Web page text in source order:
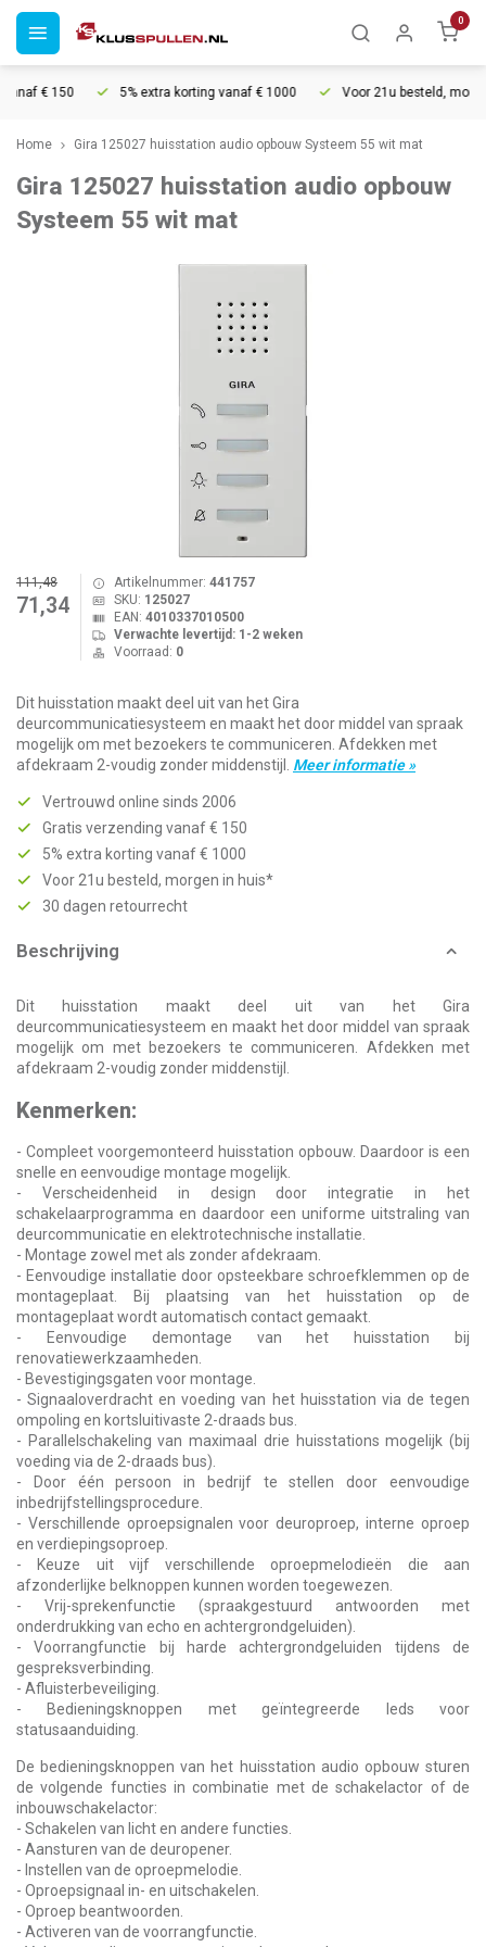
0
€ 150 5% extra korting vanaf € 1000 Voor 21u besteld, morgen
Home Gira 125027 huisstation audio opbouw Systeem 55 wit mat
Gira 125027 huisstation audio opbouw
Systeem 55 wit mat
111,48
71,34
Artikelnummer: 441757
SKU: 125027
EAN: 4010337010500
Verwachte levertijd: 1-2 weken
Voorraad: 0
Dit huisstation maakt deel uit van het Gira
deurcommunicatiesysteem en maakt het door middel van spraak
mogelijk om met bezoekers te communiceren. Afdekken met
afdekraam 2-voudig zonder middenstijl. Meer informatie »
Vertrouwd online sinds 2006
Gratis verzending vanaf € 150
5% extra korting vanaf € 1000
Voor 21u besteld, morgen in huis*
30 dagen retourrecht
Beschrijving
Dit huisstation maakt deel uit van het Gira
deurcommunicatiesysteem en maakt het door middel van spraak
mogelijk om met bezoekers te communiceren. Afdekken met
afdekraam 2-voudig zonder middenstijl.
Kenmerken:
- Compleet voorgemonteerd huisstation opbouw. Daardoor is een
snelle en eenvoudige montage mogelijk.
- Verscheidenheid in design door integratie in het
schakelaarprogramma en daardoor een uniforme uitstraling van
deurcommunicatie en elektrotechnische installatie.
- Montage zowel met als zonder afdekraam.
- Eenvoudige installatie door opsteekbare schroefklemmen op de
montageplaat. Bij plaatsing van het huisstation op de
montageplaat wordt automatisch contact gemaakt.
- Eenvoudige demontage van het huisstation bij
renovatiewerkzaamheden.
- Bevestigingsgaten voor montage.
- Signaaloverdracht en voeding van het huisstation via de tegen
ompoling en kortsluitivaste 2-draads bus.
- Parallelschakeling van maximaal drie huisstations mogelijk (bij
voeding via de 2-draads bus).
- Door één persoon in bedrijf te stellen door eenvoudige
inbedrijfstellingsprocedure.
- Verschillende oproepsignalen voor deuroproep, interne oproep
en verdiepingsoproep.
- Keuze uit vijf verschillende oproepmelodieën die aan
afzonderlijke belknoppen kunnen worden toegewezen.
- Vrij-sprekenfunctie (spraakgestuurd antwoorden met
onderdrukking van echo en achtergrondgeluiden).
- Voorrangfunctie bij harde achtergrondgeluiden tijdens de
gespreksverbinding.
- Afluisterbeveiliging.
- Bedieningsknoppen met geïntegreerde leds voor
statusaanduiding.
De bedieningsknoppen van het huisstation audio opbouw sturen
de volgende functies in combinatie met de schakelactor of de
inbouwschakelactor:
- Schakelen van licht en andere functies.
- Aansturen van de deuropener.
- Instellen van de oproepmelodie.
- Oproepsignaal in- en uitschakelen.
- Oproep beantwoorden.
- Activeren van de voorrangfunctie.